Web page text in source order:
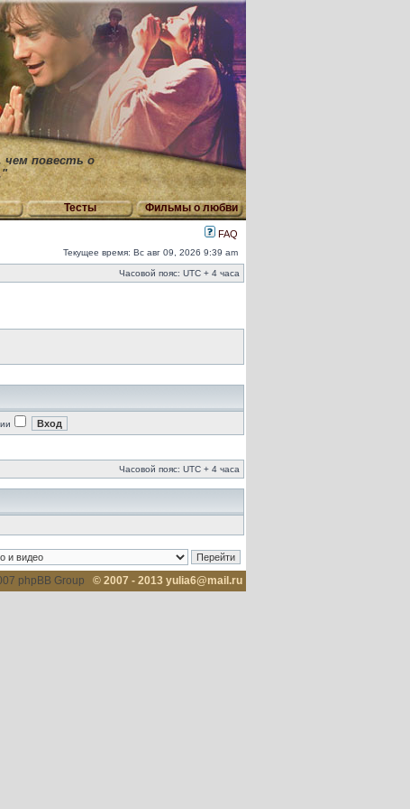
чем повесть о
Тесты Фильмы о любви
FAQ
Текущее время: Вс авг 09, 2026 9:39 am
Часовой пояс: UTC + 4 часа
Часовой пояс: UTC + 4 часа
phpBB Group © 2007 - 2013 yulia6@mail.ru